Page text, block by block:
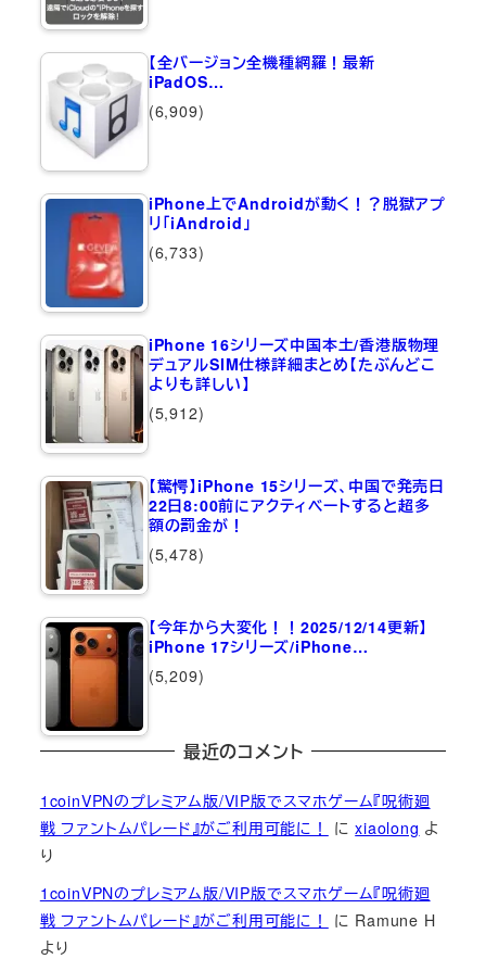
【全バージョン全機種網羅！最新
iPadOS…
(6,909)
iPhone上でAndroidが動く！？脱獄アプ
リ「iAndroid」
(6,733)
iPhone 16シリーズ中国本土/香港版物理
デュアルSIM仕様詳細まとめ【たぶんどこ
よりも詳しい】
(5,912)
【驚愕】iPhone 15シリーズ、中国で発売日
22日8:00前にアクティベートすると超多
額の罰金が！
(5,478)
【今年から大変化！！2025/12/14更新】
iPhone 17シリーズ/iPhone…
(5,209)
最近のコメント
1coinVPNのプレミアム版/VIP版でスマホゲーム『呪術廻
戦 ファントムパレード』がご利用可能に！
にxiaolong よ
り
1coinVPNのプレミアム版/VIP版でスマホゲーム『呪術廻
戦 ファントムパレード』がご利用可能に！
に Ramune H
より